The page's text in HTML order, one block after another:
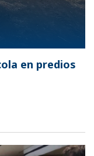
en predios